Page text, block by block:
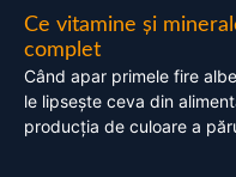
Ce vitamine și
complet
Când apar primele fire
le lipsește ceva din
producția de culoare a